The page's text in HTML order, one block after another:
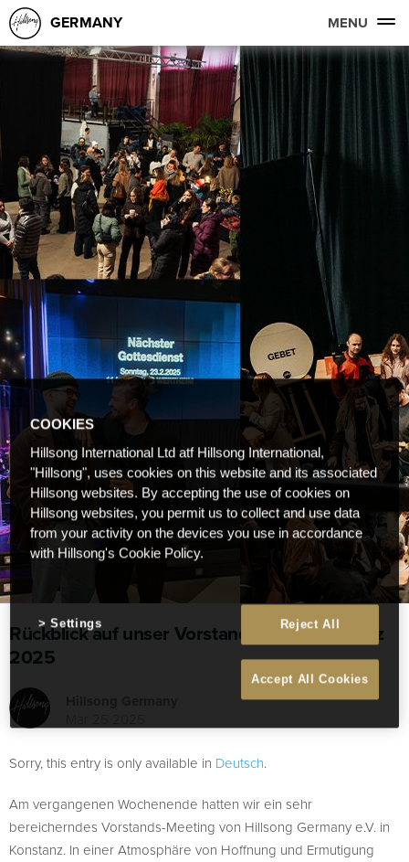
GERMANY MENU
Rückblick auf unser Vorstandstreffen im März
2025
Sorry, this entry is only available in Deutsch.
Am vergangenen Wochenende hatten wir ein sehr
bereicherndes Vorstands-Meeting von Hillsong Germany e.V. in
Konstanz. In einer Atmosphäre von Hoffnung und Ermutigung
COOKIES
Hillsong International Ltd atf Hillsong International,
"Hillsong", uses cookies on this website and its associated
Hillsong websites. By accepting the use of cookies on
Hillsong websites, you permit us to collect and use data
from your activity on the devices you use in accordance
with Hillsong's Cookie Policy.
Reject All
Accept All Cookies
Settings